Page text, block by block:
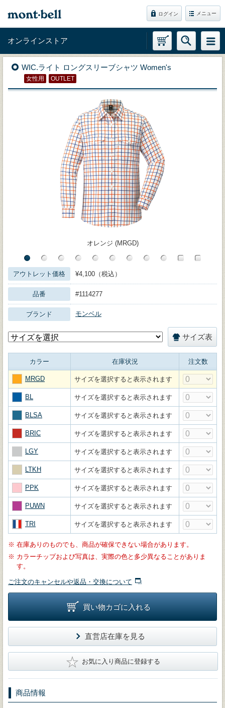
ログイン メニュー
オンラインストア
WIC.ライト ロングスリーブシャツ Women's
女性用 OUTLET
オレンジ (MRGD)
アウトレット価格 ¥4,100（税込）
品番 #1114277
ブランド モンベル
サイズ表
カラー 在庫状況 注文数
MRGD サイズを選択すると表示されます
BL サイズを選択すると表示されます
BLSA サイズを選択すると表示されます
BRIC サイズを選択すると表示されます
LGY サイズを選択すると表示されます
LTKH サイズを選択すると表示されます
PPK サイズを選択すると表示されます
PUWN サイズを選択すると表示されます
TRI サイズを選択すると表示されます
※ 在庫ありのものでも、商品が確保できない場合があります。
※ カラーチップおよび写真は、実際の色と多少異なることがありま
す。
ご注文のキャンセルや返品・交換について
買い物カゴに入れる
直営店在庫を見る
★ お気に入り商品に登録する
商品情報